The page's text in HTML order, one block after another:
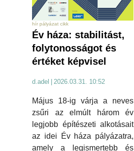
hír pályázat cikk
Év háza: stabilitást,
folytonosságot és
értéket képvisel
d.adel | 2026.03.31. 10:52
Május 18-ig várja a neves
zsűri az elmúlt három év
legjobb építészeti alkotásait
az idei Év háza pályázatra,
amely a legismertebb és